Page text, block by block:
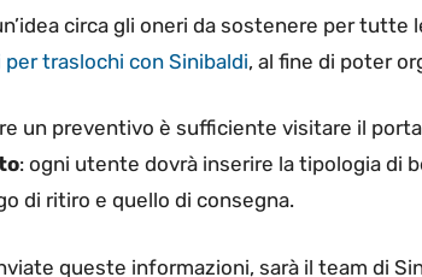
circa gli oneri da sostenere per
traslochi con Sinibaldi, al fine di poter
un preventivo è sufficiente visitare il
: ogni utente dovrà inserire la tipologia di
di ritiro e quello di consegna.
queste informazioni, sarà il team di